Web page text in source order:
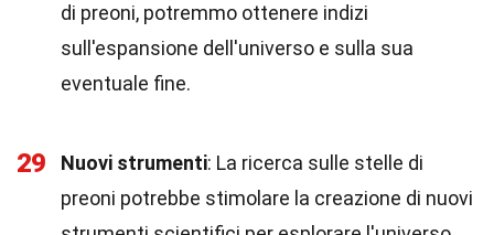
di preoni, potremmo ottenere indizi
sull'espansione dell'universo e sulla sua
eventuale fine.
29 Nuovi strumenti: La ricerca sulle stelle di
preoni potrebbe stimolare la creazione di nuovi